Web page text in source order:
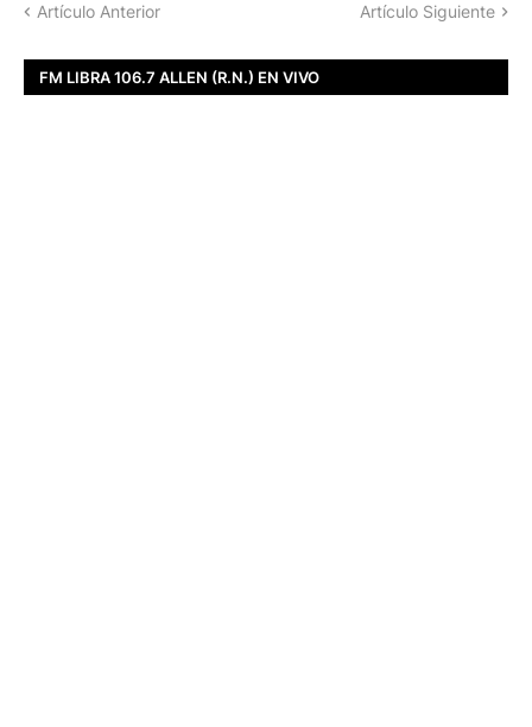
Artículo Anterior Artículo Siguiente
FM LIBRA 106.7 ALLEN (R.N.) EN VIVO